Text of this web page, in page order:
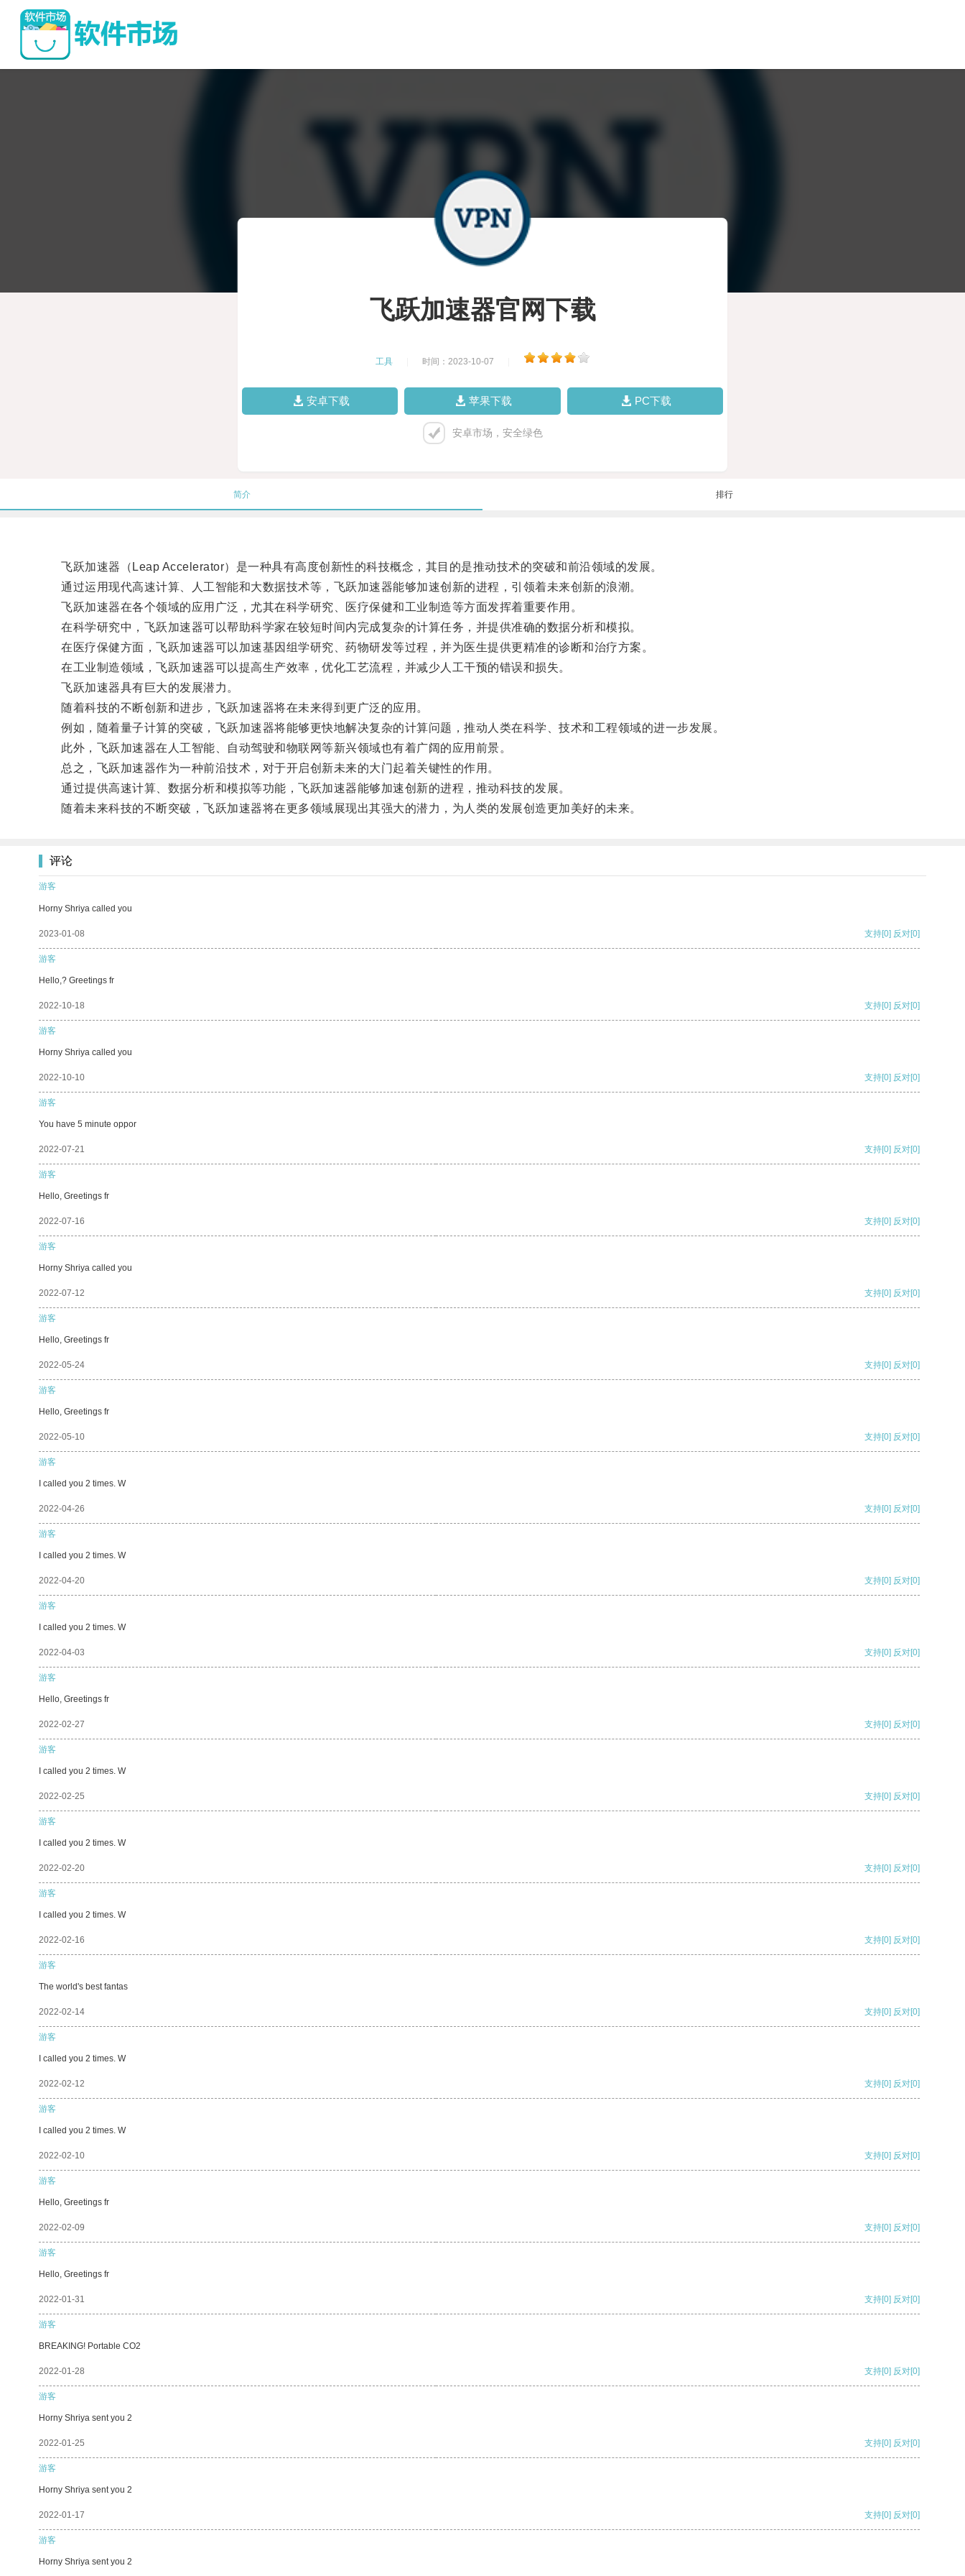
飞跃加速器官网下载
工具 时间：2023-10-07
安卓下载 苹果下载 PC下载
安卓市场，安全绿色
简介 排行
飞跃加速器（Leap Accelerator）是一种具有高度创新性的科技概念，其目的是推动技术的突破和前沿领域的发展。
通过运用现代高速计算、人工智能和大数据技术等，飞跃加速器能够加速创新的进程，引领着未来创新的浪潮。
飞跃加速器在各个领域的应用广泛，尤其在科学研究、医疗保健和工业制造等方面发挥着重要作用。
在科学研究中，飞跃加速器可以帮助科学家在较短时间内完成复杂的计算任务，并提供准确的数据分析和模拟。
在医疗保健方面，飞跃加速器可以加速基因组学研究、药物研发等过程，并为医生提供更精准的诊断和治疗方案。
在工业制造领域，飞跃加速器可以提高生产效率，优化工艺流程，并减少人工干预的错误和损失。
飞跃加速器具有巨大的发展潜力。
随着科技的不断创新和进步，飞跃加速器将在未来得到更广泛的应用。
例如，随着量子计算的突破，飞跃加速器将能够更快地解决复杂的计算问题，推动人类在科学、技术和工程领域的进一步发展。
此外，飞跃加速器在人工智能、自动驾驶和物联网等新兴领域也有着广阔的应用前景。
总之，飞跃加速器作为一种前沿技术，对于开启创新未来的大门起着关键性的作用。
通过提供高速计算、数据分析和模拟等功能，飞跃加速器能够加速创新的进程，推动科技的发展。
随着未来科技的不断突破，飞跃加速器将在更多领域展现出其强大的潜力，为人类的发展创造更加美好的未来。
评论
游客
Horny Shriya called you
2023-01-08 支持[0] 反对[0]
游客
Hello,? Greetings fr
2022-10-18 支持[0] 反对[0]
游客
Horny Shriya called you
2022-10-10 支持[0] 反对[0]
游客
You have 5 minute oppor
2022-07-21 支持[0] 反对[0]
游客
Hello, Greetings fr
2022-07-16 支持[0] 反对[0]
游客
Horny Shriya called you
2022-07-12 支持[0] 反对[0]
游客
Hello, Greetings fr
2022-05-24 支持[0] 反对[0]
游客
Hello, Greetings fr
2022-05-10 支持[0] 反对[0]
游客
I called you 2 times. W
2022-04-26 支持[0] 反对[0]
游客
I called you 2 times. W
2022-04-20 支持[0] 反对[0]
游客
I called you 2 times. W
2022-04-03 支持[0] 反对[0]
游客
Hello, Greetings fr
2022-02-27 支持[0] 反对[0]
游客
I called you 2 times. W
2022-02-25 支持[0] 反对[0]
游客
I called you 2 times. W
2022-02-20 支持[0] 反对[0]
游客
I called you 2 times. W
2022-02-16 支持[0] 反对[0]
游客
The world's best fantas
2022-02-14 支持[0] 反对[0]
游客
I called you 2 times. W
2022-02-12 支持[0] 反对[0]
游客
I called you 2 times. W
2022-02-10 支持[0] 反对[0]
游客
Hello, Greetings fr
2022-02-09 支持[0] 反对[0]
游客
Hello, Greetings fr
2022-01-31 支持[0] 反对[0]
游客
BREAKING! Portable CO2
2022-01-28 支持[0] 反对[0]
游客
Horny Shriya sent you 2
2022-01-25 支持[0] 反对[0]
游客
Horny Shriya sent you 2
2022-01-17 支持[0] 反对[0]
游客
Horny Shriya sent you 2